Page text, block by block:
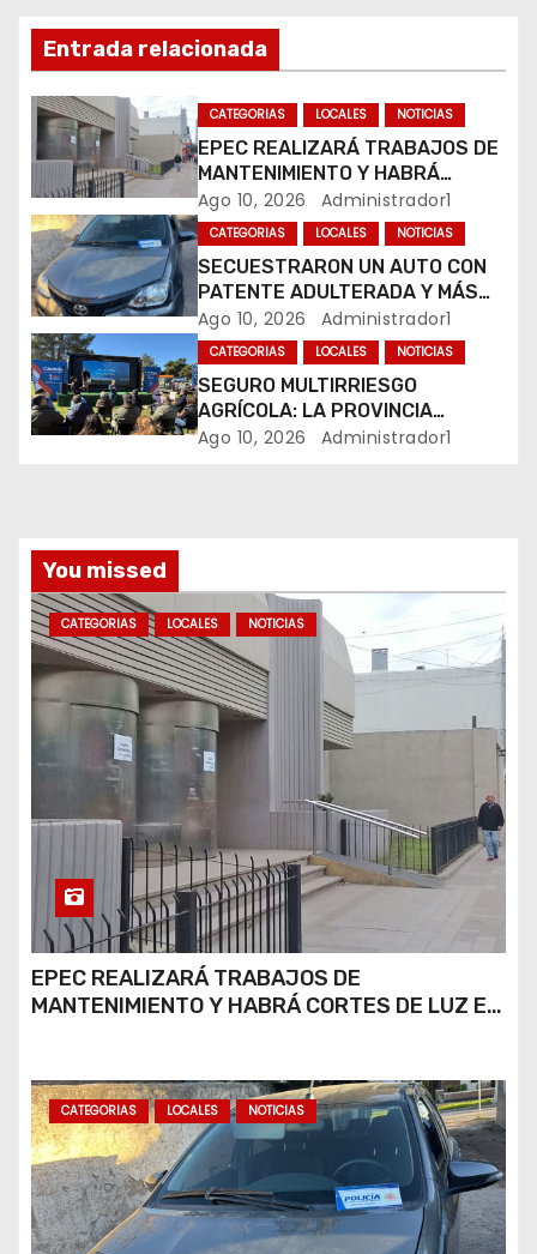
d
e
e
n
t
r
a
d
a
Entrada relacionada
CATEGORIAS LOCALES NOTICIAS
EPEC REALIZARÁ TRABAJOS DE
MANTENIMIENTO Y HABRÁ
CORTES DE LUZ EN DISTINTOS
SECTORES DE RÍO CUARTO
Ago 10, 2026 Administrador1
CATEGORIAS LOCALES NOTICIAS
SECUESTRARON UN AUTO CON
PATENTE ADULTERADA Y MÁS
DE 20 MOTOS DURANTE LOS
OPERATIVOS DEL FIN DE
SEMANA
Ago 10, 2026 Administrador1
CATEGORIAS LOCALES NOTICIAS
SEGURO MULTIRRIESGO
AGRÍCOLA: LA PROVINCIA
ENTREGÓ INDEMNIZACIONES A
Ago 10, 2026 Administrador1
You missed
CATEGORIAS LOCALES NOTICIAS
EPEC REALIZARÁ TRABAJOS DE
MANTENIMIENTO Y HABRÁ CORTES DE LUZ EN
CATEGORIAS LOCALES NOTICIAS